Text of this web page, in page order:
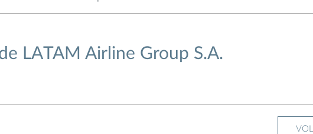
LATAM Airline Group S.A.